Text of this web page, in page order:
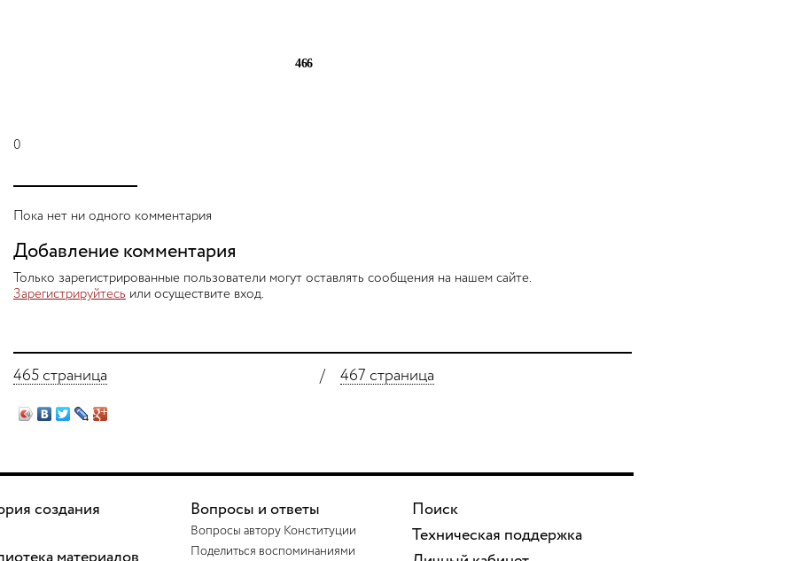
466
0
Пока нет ни одного комментария
Добавление комментария
Только зарегистрированные пользователи могут оставлять сообщения на нашем сайте.
Зарегистрируйтесь или осуществите вход.
465 страница / 467 страница
создания
материалов
Вопросы и ответы
Вопросы автору Конституции
Поделиться воспоминаниями
Поиск
Техническая поддержка